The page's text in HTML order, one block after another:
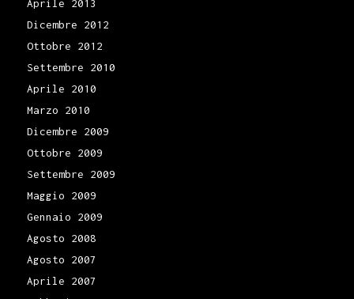
Aprile 2013
Dicembre 2012
Ottobre 2012
Settembre 2010
Aprile 2010
Marzo 2010
Dicembre 2009
Ottobre 2009
Settembre 2009
Maggio 2009
Gennaio 2009
Agosto 2008
Agosto 2007
Aprile 2007